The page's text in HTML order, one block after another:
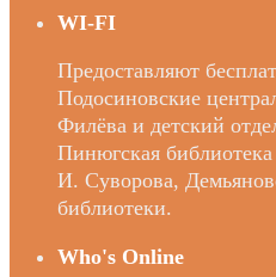
WI-FI
Предоставляют
Подосиновские
Филёва и детский
Пинюгская
И. Суворова,
библиотеки.
Who's Online